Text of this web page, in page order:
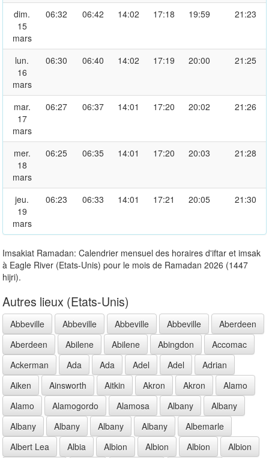
dim.
15
mars
06:32 06:42 14:02 17:18 19:59 21:23
lun.
16
mars
06:30 06:40 14:02 17:19 20:00 21:25
mar.
17
mars
06:27 06:37 14:01 17:20 20:02 21:26
mer.
18
mars
06:25 06:35 14:01 17:20 20:03 21:28
jeu.
19
mars
06:23 06:33 14:01 17:21 20:05 21:30
Imsakiat Ramadan: Calendrier mensuel des horaires d'iftar et imsak
à Eagle River (Etats-Unis) pour le mois de Ramadan 2026 (1447
hijri).
Autres lieux (Etats-Unis)
Abbeville Abbeville Abbeville Abbeville
Aberdeen
Aberdeen
Abilene Abilene Abingdon
Accomac
Ackerman
Ada Ada Adel Adel
Adrian
Aiken
Ainsworth Aitkin Akron Akron
Alamo
Alamo
Alamogordo Alamosa Albany
Albany
Albany
Albany Albany Albany
Albemarle
Albert Lea
Albia Albion Albion Albion
Albion